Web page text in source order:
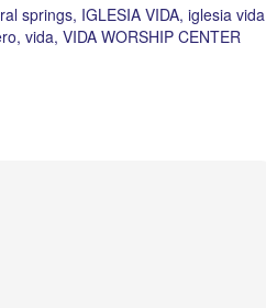
springs IGLESIA VIDA iglesia vida
vida VIDA WORSHIP CENTER